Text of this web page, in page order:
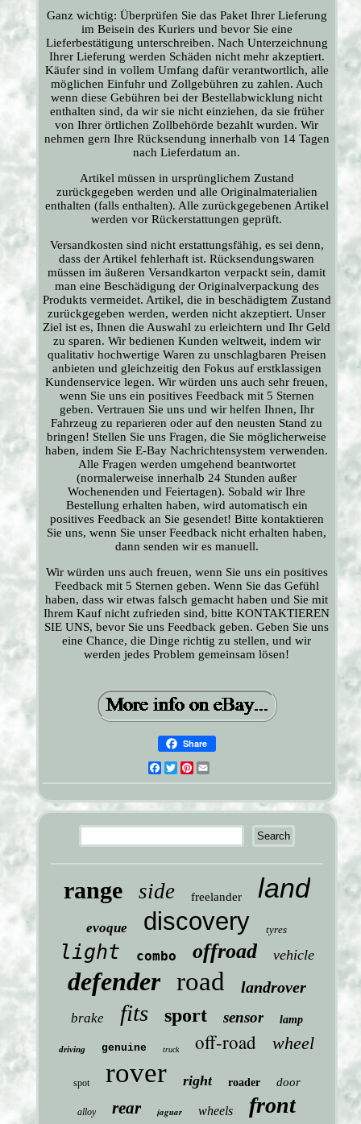
Ganz wichtig: Überprüfen Sie das Paket Ihrer Lieferung
im Beisein des Kuriers und bevor Sie eine
Lieferbestätigung unterschreiben. Nach Unterzeichnung
Ihrer Lieferung werden Schäden nicht mehr akzeptiert.
Käufer sind in vollem Umfang dafür verantwortlich, alle
möglichen Einfuhr und Zollgebühren zu zahlen. Auch
wenn diese Gebühren bei der Bestellabwicklung nicht
enthalten sind, da wir sie nicht einziehen, da sie früher
von Ihrer örtlichen Zollbehörde bezahlt wurden. Wir
nehmen gern Ihre Rücksendung innerhalb von 14 Tagen
nach Lieferdatum an.
Artikel müssen in ursprünglichem Zustand
zurückgegeben werden und alle Originalmaterialien
enthalten (falls enthalten). Alle zurückgegebenen Artikel
werden vor Rückerstattungen geprüft.
Versandkosten sind nicht erstattungsfähig, es sei denn,
dass der Artikel fehlerhaft ist. Rücksendungswaren
müssen im äußeren Versandkarton verpackt sein, damit
man eine Beschädigung der Originalverpackung des
Produkts vermeidet. Artikel, die in beschädigtem Zustand
zurückgegeben werden, werden nicht akzeptiert. Unser
Ziel ist es, Ihnen die Auswahl zu erleichtern und Ihr Geld
zu sparen. Wir bedienen Kunden weltweit, indem wir
qualitativ hochwertige Waren zu unschlagbaren Preisen
anbieten und gleichzeitig den Fokus auf erstklassigen
Kundenservice legen. Wir würden uns auch sehr freuen,
wenn Sie uns ein positives Feedback mit 5 Sternen
geben. Vertrauen Sie uns und wir helfen Ihnen, Ihr
Fahrzeug zu reparieren oder auf den neusten Stand zu
bringen! Stellen Sie uns Fragen, die Sie möglicherweise
haben, indem Sie E-Bay Nachrichtensystem verwenden.
Alle Fragen werden umgehend beantwortet
(normalerweise innerhalb 24 Stunden außer
Wochenenden und Feiertagen). Sobald wir Ihre
Bestellung erhalten haben, wird automatisch ein
positives Feedback an Sie gesendet! Bitte kontaktieren
Sie uns, wenn Sie unser Feedback nicht erhalten haben,
dann senden wir es manuell.
Wir würden uns auch freuen, wenn Sie uns ein positives
Feedback mit 5 Sternen geben. Wenn Sie das Gefühl
haben, dass wir etwas falsch gemacht haben und Sie mit
Ihrem Kauf nicht zufrieden sind, bitte KONTAKTIEREN
SIE UNS, bevor Sie uns Feedback geben. Geben Sie uns
eine Chance, die Dinge richtig zu stellen, und wir
werden jedes Problem gemeinsam lösen!
Share
Facebook
TwitterPinterest
range side freelander land
evoque discovery tyres
light combo offroad vehicle
defender road landrover
brake fits sport sensor lamp
driving genuine truck off-road wheel
spot rover right roader door
alloy rear jaguar wheels front